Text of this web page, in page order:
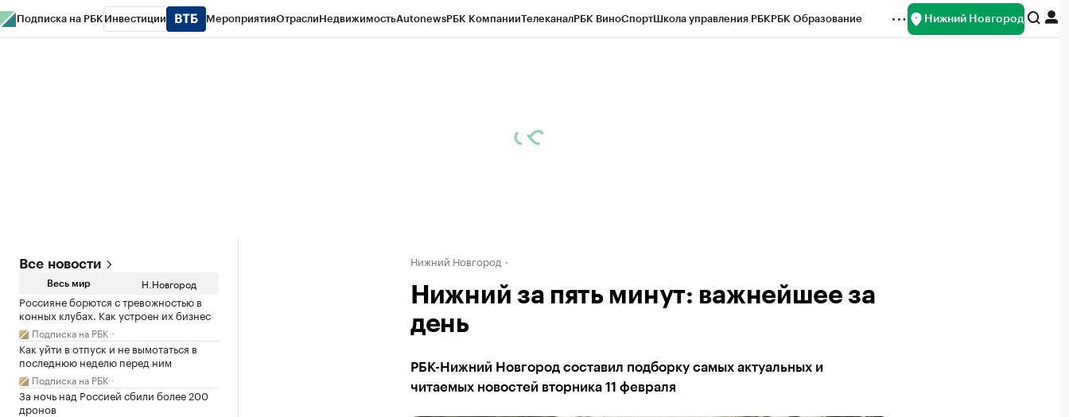
Подписка на РБК Инвестиции МероприятияОтраслиНедвижимостьAutonewsРБК КомпанииТелеканалРБК ВиноСпортШкола управления РБКРБК Образование Нижний Новгород
Все новости
Весь мир Н.Новгород
Россияне борются с тревожностью в
конных клубах. Как устроен их бизнес
Подписка на РБК
Как уйти в отпуск и не вымотаться в
последнюю неделю перед ним
Подписка на РБК
За ночь над Россией сбили более 200
дронов
Нижний Новгород
Нижний за пять минут: важнейшее за
день
РБК-Нижний Новгород составил подборку самых актуальных и
читаемых новостей вторника 11 февраля